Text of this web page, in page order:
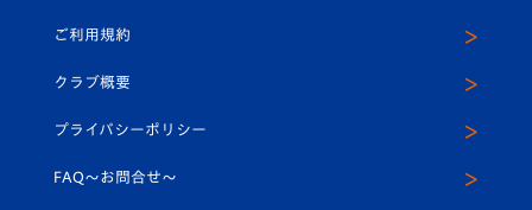
平和祈念活動
スクール
ヴィヴィくんインスタグラム
公式LINE＠
ご利用規約
クラブ概要
プライバシーポリシー
FAQ〜お問合せ〜